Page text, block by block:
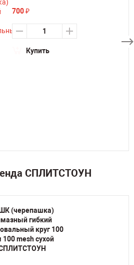
700₽
Купить
СПЛИТСТОУН
(черепашка)
гибкий
круг 100
mesh сухой